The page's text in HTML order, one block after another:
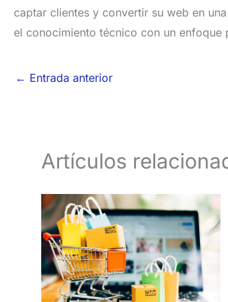
captar clientes y convertir su web en
el conocimiento técnico con un enfoque
← Entrada anterior
Artículos